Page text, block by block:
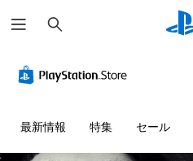
索
最新情報 特集 セール